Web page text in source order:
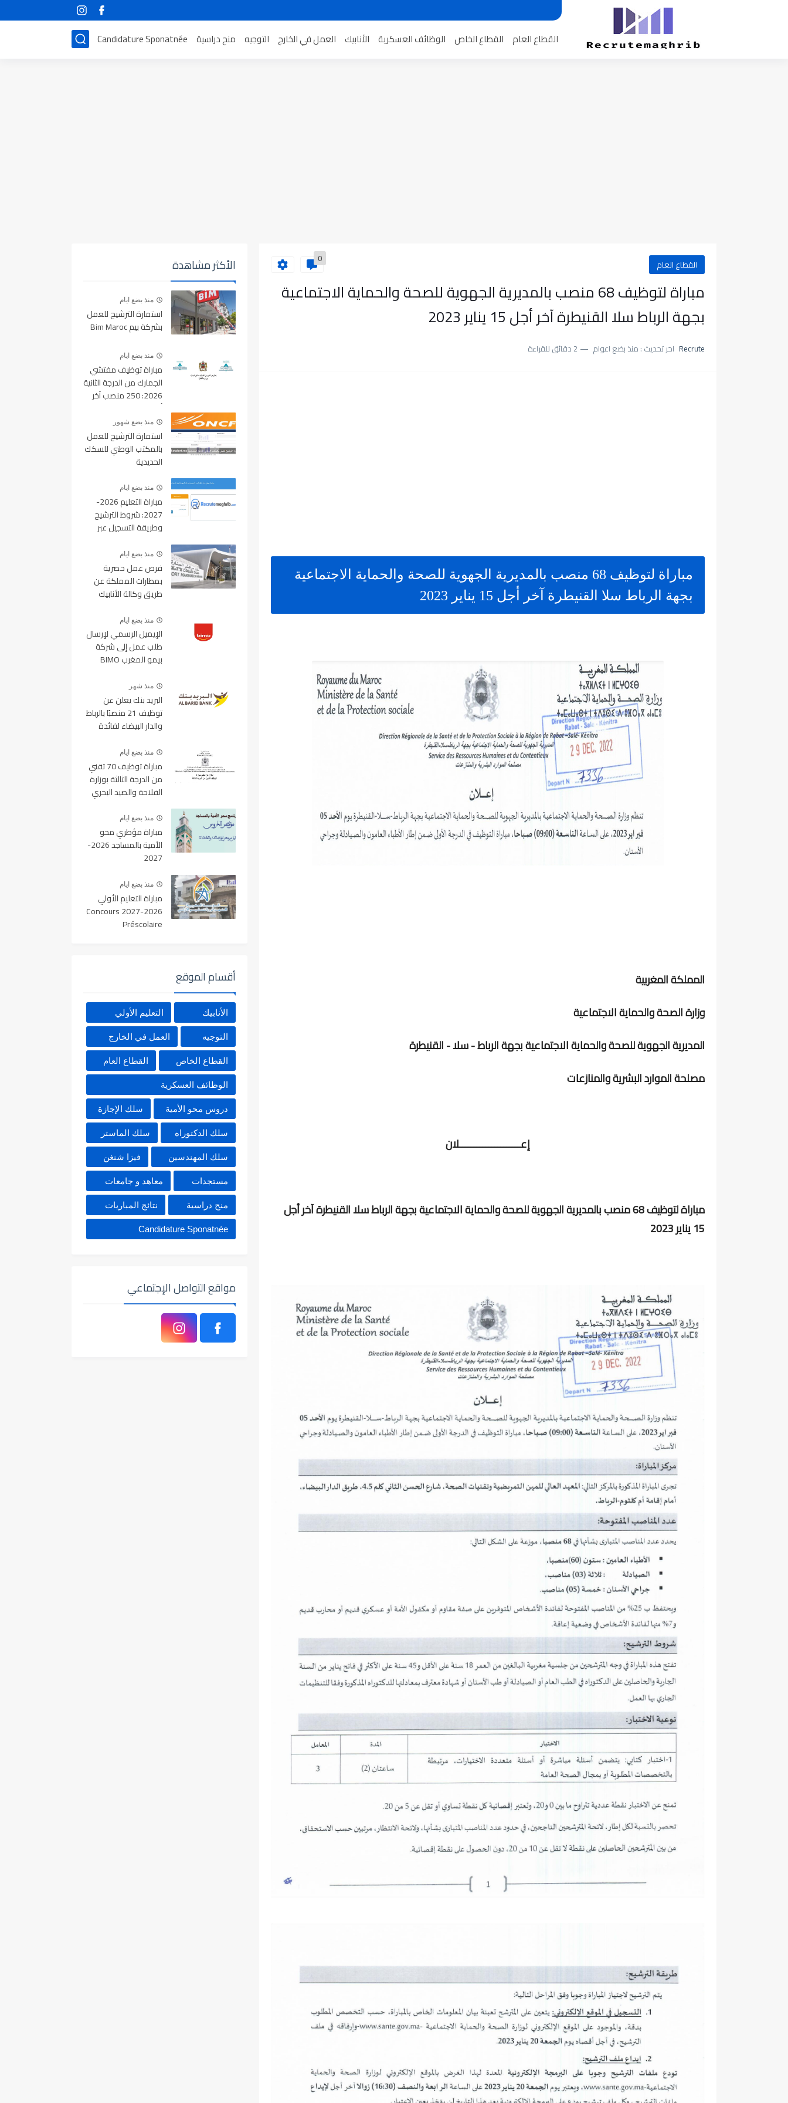
القطاع العام القطاع الخاص الوظائف العسكرية الأنابيك العمل في الخارج التوجيه منح دراسية Candidature Sponatnée
القطاع العام 0
مباراة لتوظيف 68 منصب بالمديرية الجهوية للصحة والحماية الاجتماعية
بجهة الرباط سلا القنيطرة آخر أجل 15 يناير 2023
Recrute اخر تحديث : منذ بضع اعوام 2 دقائق للقراءة
مباراة لتوظيف 68 منصب بالمديرية الجهوية للصحة والحماية الاجتماعية
بجهة الرباط سلا القنيطرة آخر أجل 15 يناير 2023
المملكة المغربية
وزارة الصحة والحماية الاجتماعية
المديرية الجهوية للصحة والحماية الاجتماعية بجهة الرباط - سلا - القنيطرة
مصلحة الموارد البشرية والمنازعات
إعـــــــــــــــــــــلان
مباراة لتوظيف 68 منصب بالمديرية الجهوية للصحة والحماية الاجتماعية بجهة الرباط سلا القنيطرة آخر أجل
15 يناير 2023
الأكثر مشاهدة
منذ بضع ايام
استمارة الترشيح للعمل
بشركة بيم Bim Maroc
منذ بضع ايام
مباراة توظيف مفتشي
الجمارك من الدرجة الثانية
2026: 250 منصب آخر
2026منذ بضع شهور
استمارة الترشيح للعمل
بالمكتب الوطني للسكك
الحديدية
منذ بضع ايام
مباراة التعليم 2026-
2027: شروط الترشيح
وطريقة التسجيل عبر
منذ بضع ايام
فرص عمل حصرية
بمطارات المملكة عن
طريق وكالة الأنابيك
منذ بضع ايام
الإيميل الرسمي لإرسال
طلب عمل إلى شركة
بيمو المغرب BIMO
منذ شهر
البريد بنك يعلن عن
توظيف 21 منصبًا بالرباط
والدار البيضاء لفائدة
والتقنيين
منذ بضع ايام
مباراة توظيف 70 تقني
من الدرجة الثالثة بوزارة
الفلاحة والصيد البحري
غشت 2026
منذ بضع ايام
مباراة مؤطري محو
الأمية بالمساجد 2026-
2027
منذ بضع ايام
مباراة التعليم الأولي
2026-2027 Concours
Préscolaire
أقسام الموقع
الأنابيك التعليم الأولي
التوجيه العمل في الخارج
القطاع الخاص القطاع العام
الوظائف العسكرية
دروس محو الأمية سلك الإجازة
سلك الدكتوراه سلك الماستر
سلك المهندسين فيزا شنغن
مستجدات معاهد و جامعات
منح دراسية نتائج المباريات
Candidature Sponatnée
مواقع التواصل الإجتماعي